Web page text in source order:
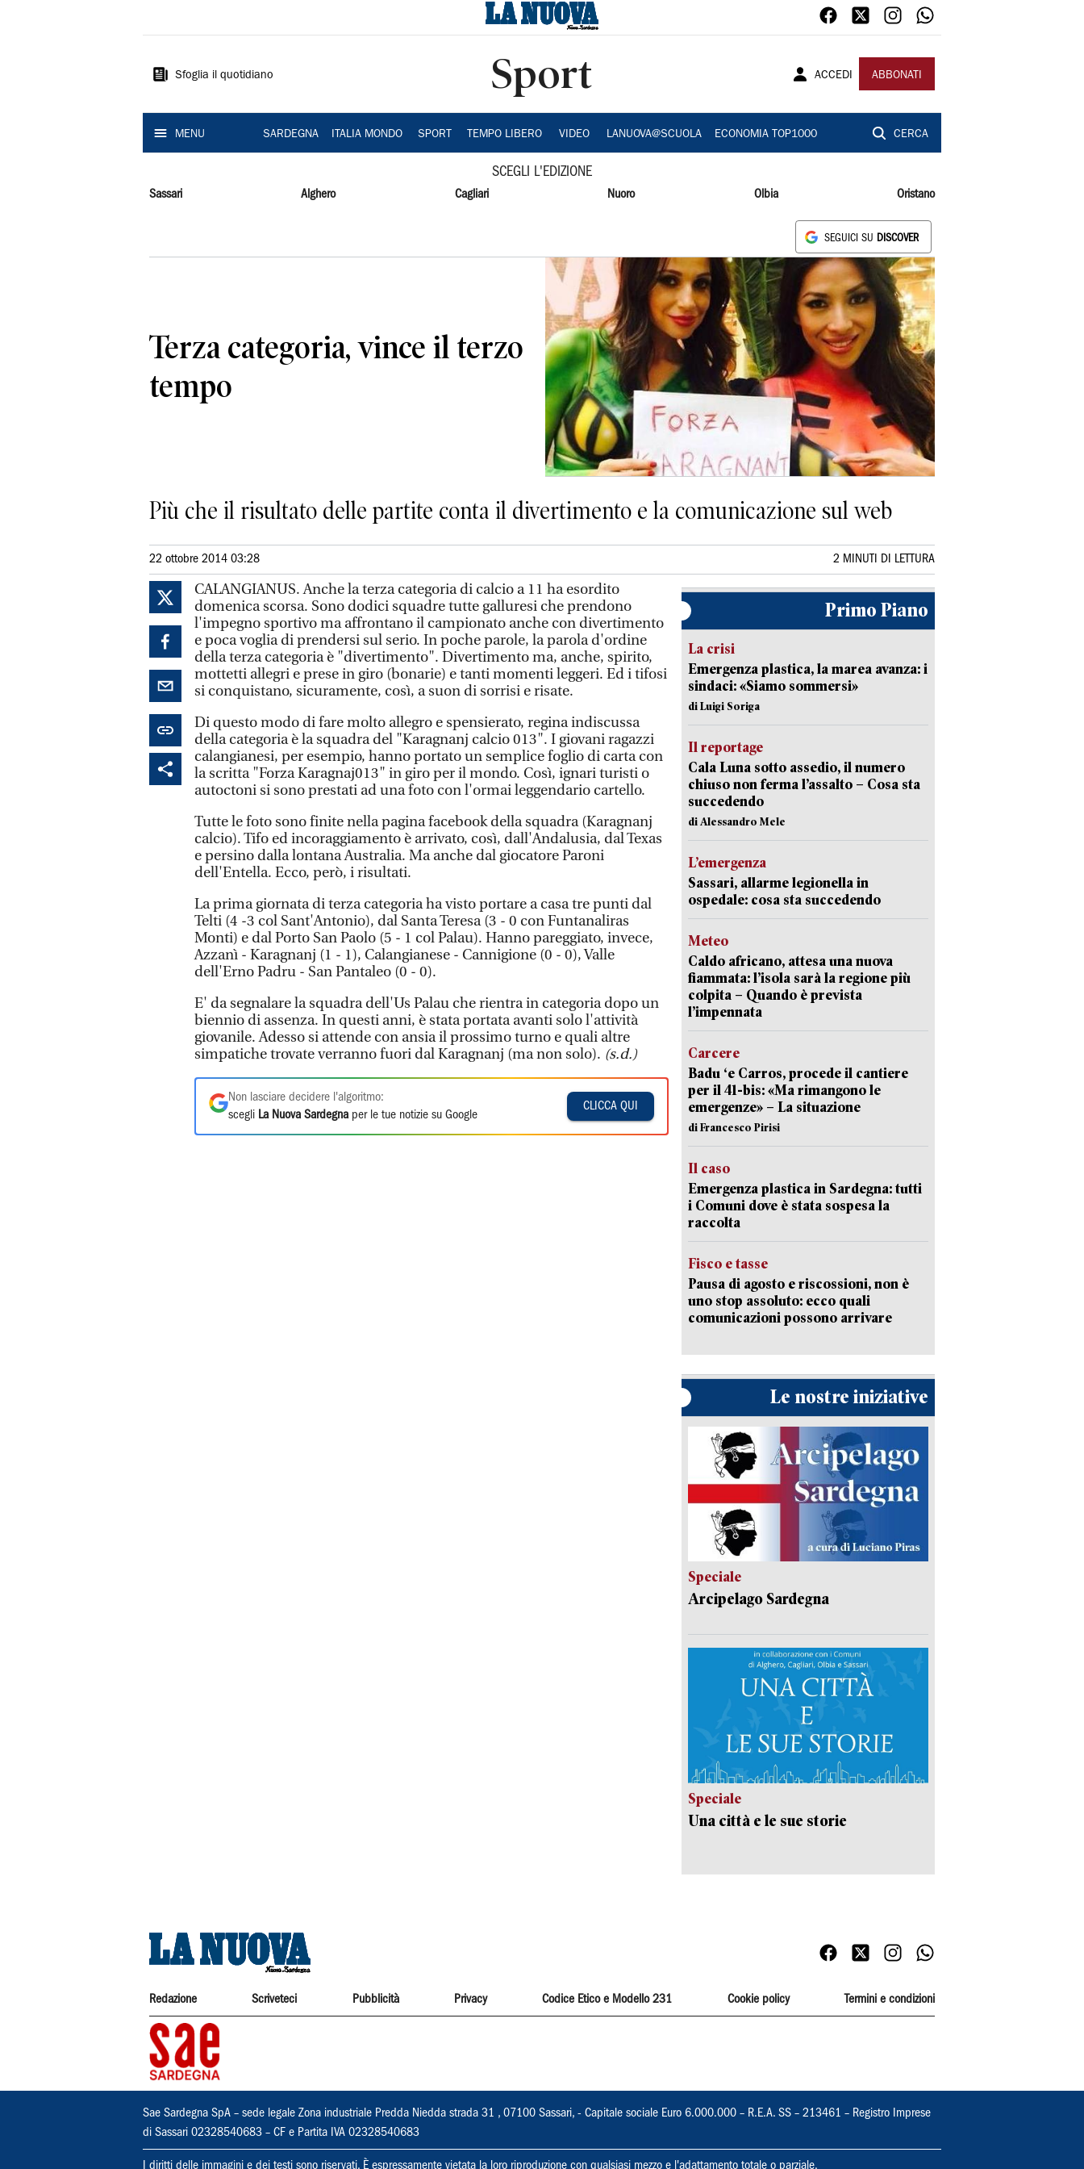
Sardegna
Sfoglia il quotidiano Sport ACCEDI ABBONATI
MENU SARDEGNA ITALIA MONDO SPORT TEMPO LIBERO VIDEO LANUOVA@SCUOLA ECONOMIA TOP1000 CERCA
SCEGLI L'EDIZIONE
Sassari Alghero Cagliari Nuoro Olbia Oristano
SEGUICI SU DISCOVER
Terza categoria, vince il terzo
tempo
Più che il risultato delle partite conta il divertimento e la comunicazione sul web
22 ottobre 2014 03:28 2 MINUTI DI LETTURA
CALANGIANUS. Anche la terza categoria di calcio a 11 ha esordito
domenica scorsa. Sono dodici squadre tutte galluresi che prendono
l'impegno sportivo ma affrontano il campionato anche con divertimento
e poca voglia di prendersi sul serio. In poche parole, la parola d'ordine
della terza categoria è "divertimento". Divertimento ma, anche, spirito,
mottetti allegri e prese in giro (bonarie) e tanti momenti leggeri. Ed i tifosi
si conquistano, sicuramente, così, a suon di sorrisi e risate.
Di questo modo di fare molto allegro e spensierato, regina indiscussa
della categoria è la squadra del "Karagnanj calcio 013". I giovani ragazzi
calangianesi, per esempio, hanno portato un semplice foglio di carta con
la scritta "Forza Karagnaj013" in giro per il mondo. Così, ignari turisti o
autoctoni si sono prestati ad una foto con l'ormai leggendario cartello.
Tutte le foto sono finite nella pagina facebook della squadra (Karagnanj
calcio). Tifo ed incoraggiamento è arrivato, così, dall'Andalusia, dal Texas
e persino dalla lontana Australia. Ma anche dal giocatore Paroni
dell'Entella. Ecco, però, i risultati.
La prima giornata di terza categoria ha visto portare a casa tre punti dal
Telti (4 -3 col Sant'Antonio), dal Santa Teresa (3 - 0 con Funtanaliras
Monti) e dal Porto San Paolo (5 - 1 col Palau). Hanno pareggiato, invece,
Azzanì - Karagnanj (1 - 1), Calangianese - Cannigione (0 - 0), Valle
dell'Erno Padru - San Pantaleo (0 - 0).
E' da segnalare la squadra dell'Us Palau che rientra in categoria dopo un
biennio di assenza. In questi anni, è stata portata avanti solo l'attività
giovanile. Adesso si attende con ansia il prossimo turno e quali altre
simpatiche trovate verranno fuori dal Karagnanj (ma non solo). (s.d.)
Non lasciare decidere l'algoritmo:
scegli La Nuova Sardegna per le tue notizie su Google
CLICCA QUI
Primo Piano
La crisi
Emergenza plastica, la marea avanza: i
sindaci: «Siamo sommersi»
di Luigi Soriga
Il reportage
Cala Luna sotto assedio, il numero
chiuso non ferma l’assalto – Cosa sta
succedendo
di Alessandro Mele
L’emergenza
Sassari, allarme legionella in
ospedale: cosa sta succedendo
Meteo
Caldo africano, attesa una nuova
fiammata: l’isola sarà la regione più
colpita – Quando è prevista
l’impennata
Carcere
Badu ‘e Carros, procede il cantiere
per il 41-bis: «Ma rimangono le
emergenze» – La situazione
di Francesco Pirisi
Il caso
Emergenza plastica in Sardegna: tutti
i Comuni dove è stata sospesa la
raccolta
Fisco e tasse
Pausa di agosto e riscossioni, non è
uno stop assoluto: ecco quali
comunicazioni possono arrivare
Le nostre iniziative
Speciale
Arcipelago Sardegna
Speciale
Una città e le sue storie
Redazione Scriveteci Pubblicità Privacy Codice Etico e Modello 231 Cookie policy Termini e condizioni
Sae Sardegna SpA – sede legale Zona industriale Predda Niedda strada 31 , 07100 Sassari, - Capitale sociale Euro 6.000.000 – R.E.A. SS – 213461 – Registro Imprese
di Sassari 02328540683 – CF e Partita IVA 02328540683
I diritti delle immagini e dei testi sono riservati. È espressamente vietata la loro riproduzione con qualsiasi mezzo e l'adattamento totale o parziale.